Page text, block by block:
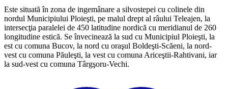
Este situată în zona de ingemânare a silvostepei cu colinele din
nordul Municipiului Ploieşti, pe malul drept al râului Teleajen, la
intersecţia paralelei de 450 latitudine nordică cu meridianul de 260
longitudine estică. Se învecinează la sud cu Municipiul Ploieşti, la
est cu comuna Bucov, la nord cu oraşul Boldeşti-Scăeni, la nord-
vest cu comuna Păuleşti, la vest cu comuna Ariceştii-Rahtivani, iar
la sud-vest cu comuna Târgşoru-Vechi.